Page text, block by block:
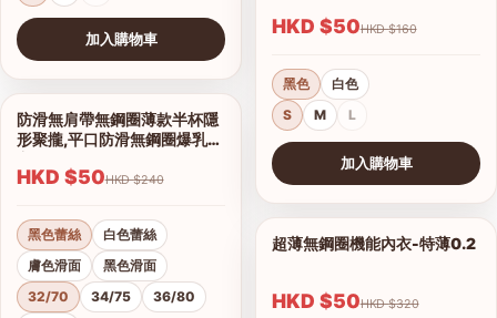
加入購物車
1/16
查看圖片
防滑無肩帶無鋼圈薄款半杯隱
形聚攏,平口防滑無鋼圈爆乳內
HKD $50 HKD $240
黑色蕾絲
白色蕾絲
膚色滑面
黑色滑面
32/70
34/75
36/80
HKD $50 HKD $160
黑色
白色
S
M L
加入購物車
1/21
查看圖片
超薄無鋼圈機能內衣-特薄0.2
HKD $50 HKD $320